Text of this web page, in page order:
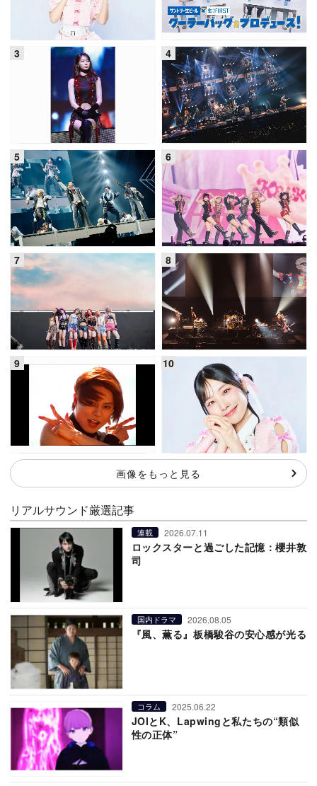
画像をもっと見る
リアルサウンド厳選記事
連載 2026.07.11
ロックスターと過ごした記憶：櫻井敦
司
国内ドラマ 2026.08.05
『風、薫る』板橋駿谷の安心感が光る
コラム 2025.06.22
JOIとK、Lapwingと私たちの“類似
性の正体”